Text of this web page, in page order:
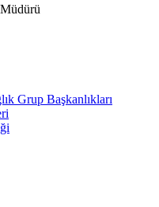
Grup Başkanlıkları